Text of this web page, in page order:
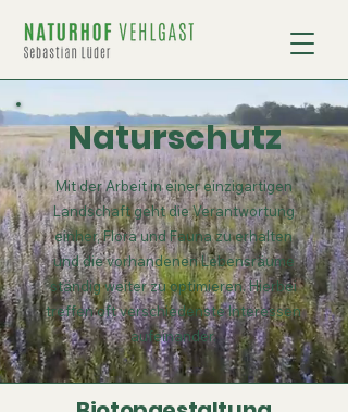
Naturschutz
Mit der Arbeit in einer einzigartigen
Landschaft geht die Verantwortung
einher, Flora und Fauna zu erhalten
und die vorhandenen Lebensräume
ständig weiter zu optimieren. Hierbei
treffen oft verschiedenste Interessen
aufeinander.